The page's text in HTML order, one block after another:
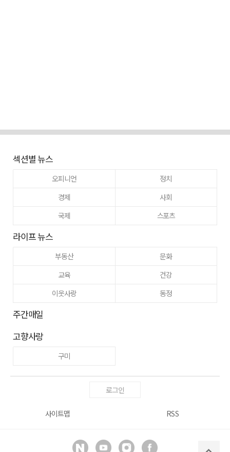
섹션별 뉴스
오피니언
정치
경제
사회
국제
스포츠
라이프 뉴스
부동산
문화
교육
건강
이웃사랑
동정
주간매일
고향사랑
구미
로그인
사이트맵 RSS